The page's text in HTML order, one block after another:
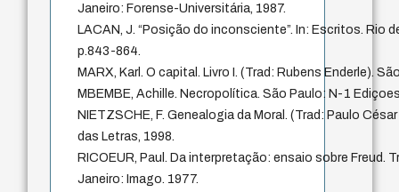
Janeiro: Forense-Universitária, 1987.
LACAN, J. “Posição do inconsciente”. In: Escritos. Rio
p.843-864.
MARX, Karl. O capital. Livro I. (Trad: Rubens Enderle).
MBEMBE, Achille. Necropolítica. São Paulo: N-1
NIETZSCHE, F. Genealogia da Moral. (Trad: Paulo
das Letras, 1998.
RICOEUR, Paul. Da interpretação: ensaio sobre Freud.
Janeiro: Imago. 1977.